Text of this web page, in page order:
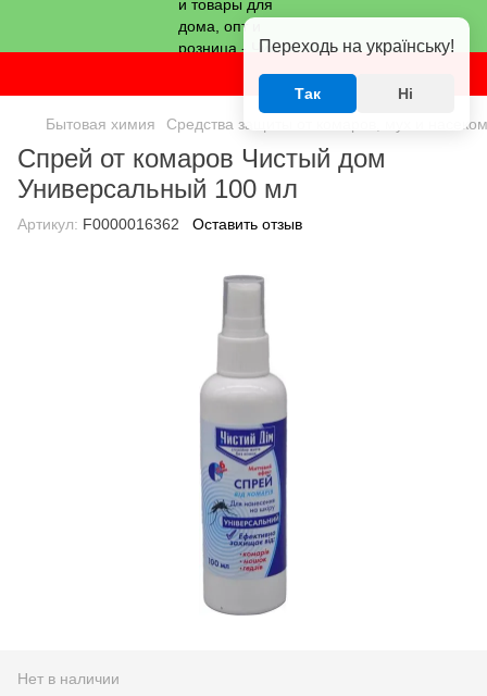
Бытовая химия Средства защиты от комаров, мух и
Спрей от комаров Чистый дом
Универсальный 100 мл
Артикул: F0000016362 Оставить отзыв
Нет в наличии
Переходь на українську!
Так Ні